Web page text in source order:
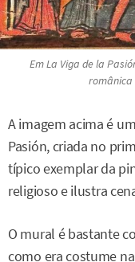
Em La Viga de la
românica
A imagem acima é
Pasión, criada no
típico exemplar da
religioso e ilustra
O mural é bastante
como era costume